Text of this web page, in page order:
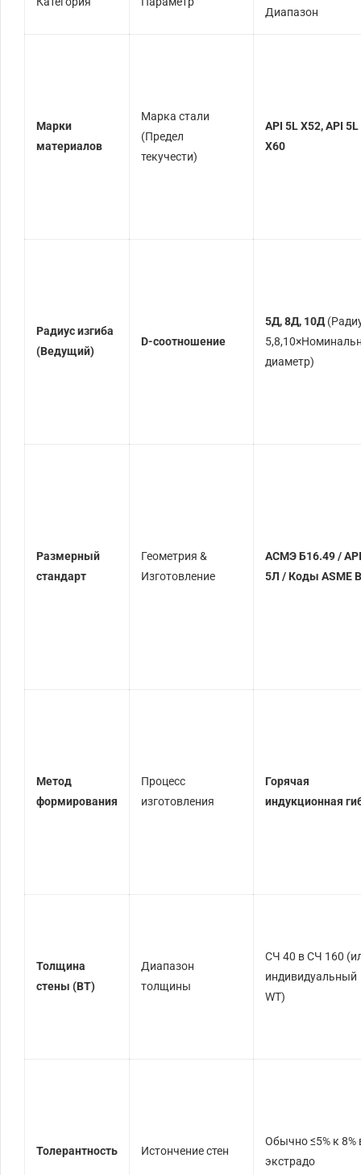
Диапазон
Марки
материалов
Марка стали
(Предел
текучести)
API 5L X52, API 5L
X60
Радиус изгиба
(Ведущий)
D-соотношение
5Д, 8Д, 10Д
5,8,10×
диаметр)
Размерный
стандарт
Геометрия &
Изготовление
АСМЭ Б16.49 / API
5Л / Коды ASME
Метод
формирования
Процесс
изготовления
Горячая
индукционная
Толщина
стены (ВТ)
Диапазон
толщины
СЧ 40 в СЧ 160
индивидуальный
WT)
Толерантность Истончение стен
Обычно≤5% к 8%
экстрадо